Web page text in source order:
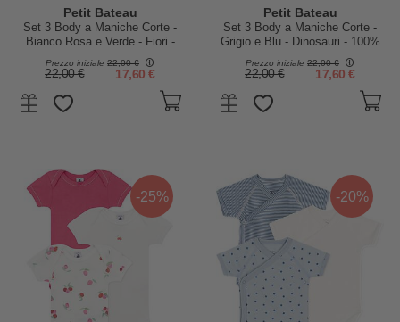
Petit Bateau
Set 3 Body a Maniche Corte -
Bianco Rosa e Verde - Fiori -
Prezzo iniziale 22,00 €
22,00 € 17,60 €
Petit Bateau
Set 3 Body a Maniche Corte -
Grigio e Blu - Dinosauri - 100%
Prezzo iniziale 22,00 €
22,00 € 17,60 €
-25% -20%